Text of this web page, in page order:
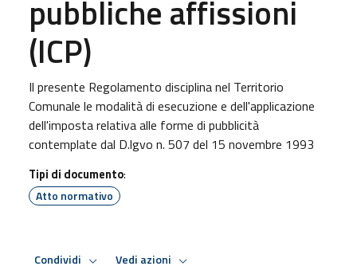
pubbliche affissioni
(ICP)
Il presente Regolamento disciplina nel Territorio
Comunale le modalità di esecuzione e dell'applicazione
dell'imposta relativa alle forme di pubblicità
contemplate dal D.lgvo n. 507 del 15 novembre 1993
Tipi di documento:
Atto normativo
Condividi Vedi azioni